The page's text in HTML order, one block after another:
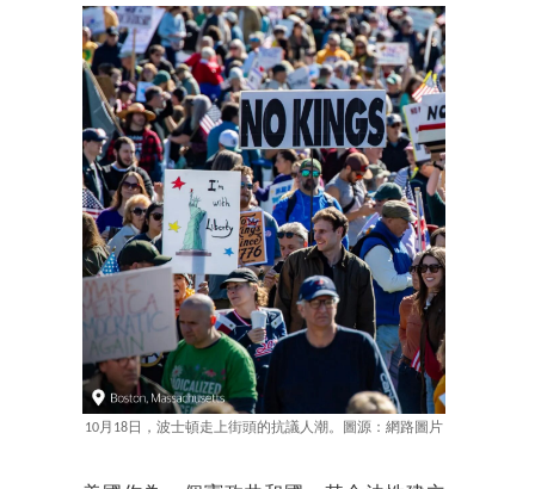
10月18日，波士頓走上街頭的抗議人潮。圖源：網路圖片